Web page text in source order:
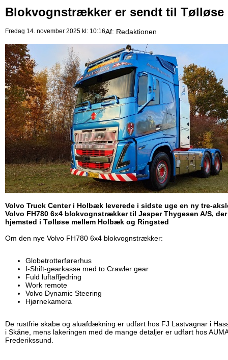
Blokvognstrækker er sendt til Tølløse
Fredag 14. november 2025 kl: 10:16Af: Redaktionen
Volvo Truck Center i Holbæk leverede i sidste uge en ny tre-
Volvo FH780 6x4 blokvognstrækker til Jesper Thygesen A/S,
hjemsted i Tølløse mellem Holbæk og Ringsted
Om den nye Volvo FH780 6x4 blokvognstrækker:
Globetrotterførerhus
I-Shift-gearkasse med to Crawler gear
Fuld luftaffjedring
Work remote
Volvo Dynamic Steering
Hjørnekamera
De rustfrie skabe og aluafdækning er udført hos FJ Lastvagnar i
i Skåne, mens lakeringen med de mange detaljer er udført hos
Frederikssund.